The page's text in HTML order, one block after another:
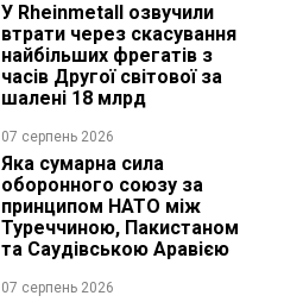
У Rheinmetall озвучили
втрати через скасування
найбільших фрегатів з
часів Другої світової за
шалені 18 млрд
07 серпень 2026
Яка сумарна сила
оборонного союзу за
принципом НАТО між
Туреччиною, Пакистаном
та Саудівською Аравією
07 серпень 2026